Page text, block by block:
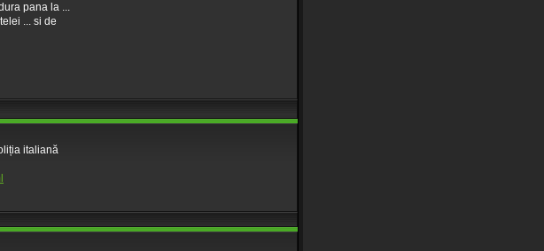
pana la ...
... si de
italiană